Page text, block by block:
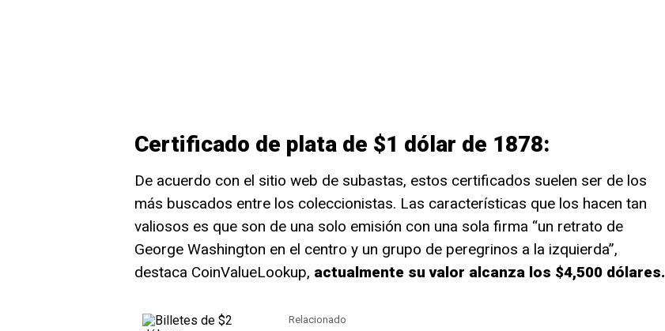
Certificado de plata de $1 dólar de 1878:
De acuerdo con el sitio web de subastas, estos certificados suelen ser de los
más buscados entre los coleccionistas. Las características que los hacen tan
valiosos es que son de una solo emisión con una sola firma “un retrato de
George Washington en el centro y un grupo de peregrinos a la izquierda”,
destaca CoinValueLookup, actualmente su valor alcanza los $4,500 dólares.
Relacionado